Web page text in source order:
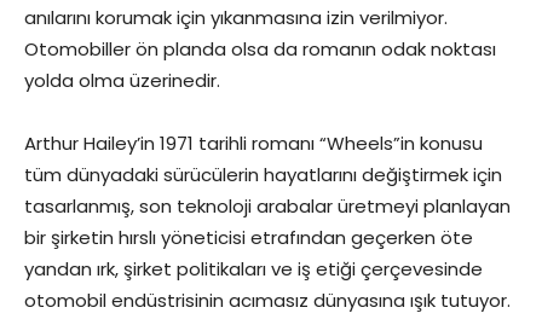
anılarını korumak için yıkanmasına izin verilmiyor.
Otomobiller ön planda olsa da romanın odak noktası
yolda olma üzerinedir.
Arthur Hailey’in 1971 tarihli romanı “Wheels”in konusu
tüm dünyadaki sürücülerin hayatlarını değiştirmek için
tasarlanmış, son teknoloji arabalar üretmeyi planlayan
bir şirketin hırslı yöneticisi etrafından geçerken öte
yandan ırk, şirket politikaları ve iş etiği çerçevesinde
otomobil endüstrisinin acımasız dünyasına ışık tutuyor.